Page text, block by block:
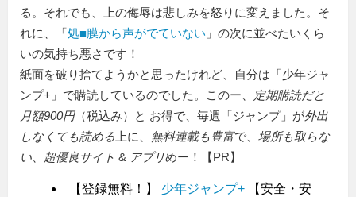
る。それでも、上の侮辱は悲しみを怒りに変えました。そ
れに、「処■膜から声がでていない 」の次に並べたいくら
いの気持ち悪さです！
紙面を破り捨てようかと思ったけれど、自分は「少年ジャ
ンプ+」で購読しているのでした。このー、
定期購読だと
月額900円（税込み）と お得で、毎週「ジャンプ」が外出
しなくても読める 上に、 無料連載も豊富で、 場所も取らな
い
超優良サイト & アプリめー！【PR】
【登録無料！】 少年ジャンプ+ 【安全・安